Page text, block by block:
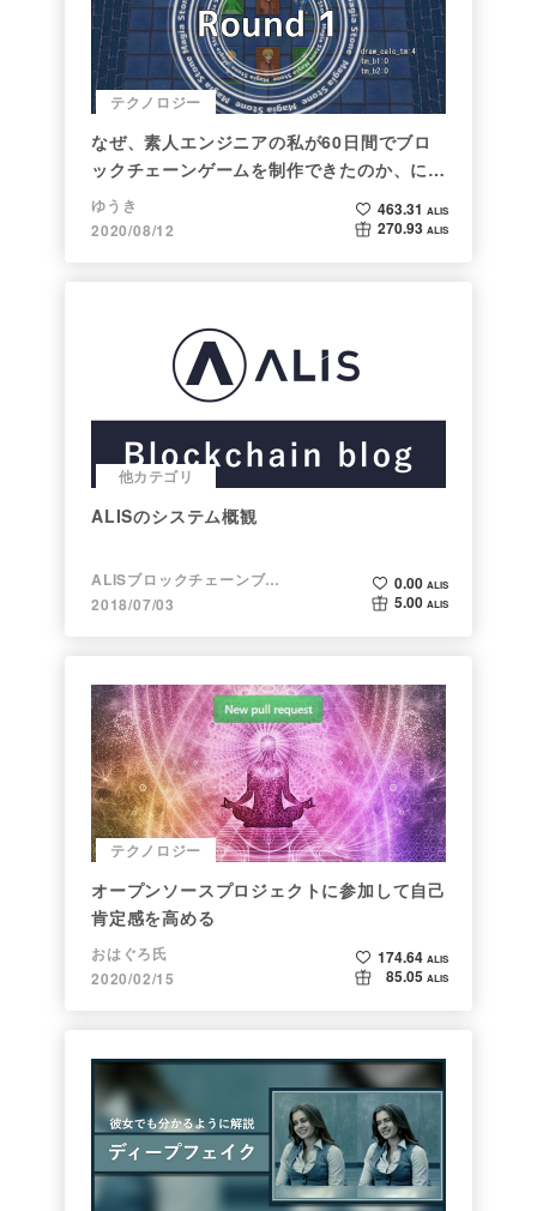
テクノロジー
なぜ、素人エンジニアの私が60日間でブロ
ックチェーンゲームを制作できたのか、につ
いて語ってみた
ゆうき
2020/08/12
463.31 ALIS
270.93 ALIS
他カテゴリ
ALISのシステム概観
ALISブロックチェーンブログ
2018/07/03
0.00 ALIS
5.00 ALIS
テクノロジー
オープンソースプロジェクトに参加して自己
肯定感を高める
おはぐろ氏
2020/02/15
174.64 ALIS
85.05 ALIS